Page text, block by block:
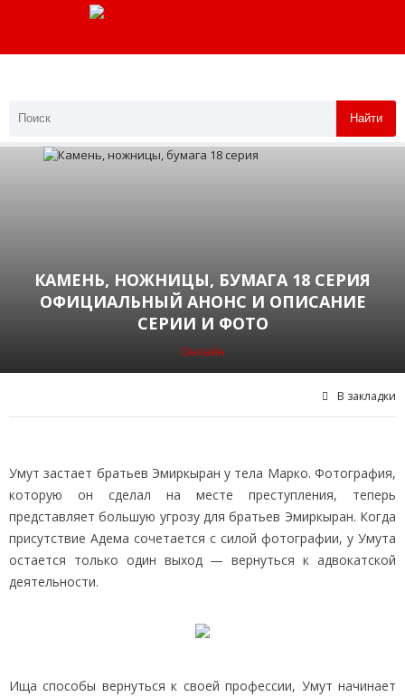
Найти
КАМЕНЬ, НОЖНИЦЫ, БУМАГА 18 СЕРИЯ
ОФИЦИАЛЬНЫЙ АНОНС И ОПИСАНИЕ
СЕРИИ И ФОТО
Онлайн
В закладки
Умут застает братьев Эмиркыран у тела Марко. Фотография,
которую он сделал на месте преступления, теперь
представляет большую угрозу для братьев Эмиркыран. Когда
присутствие Адема сочетается с силой фотографии, у Умута
остается только один выход — вернуться к адвокатской
деятельности.
Ища способы вернуться к своей профессии, Умут начинает